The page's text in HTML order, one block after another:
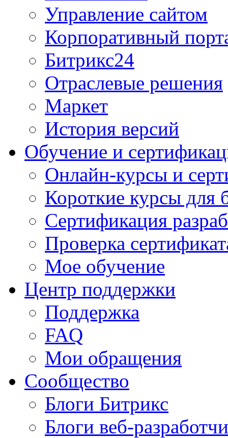
Управление сайтом
Корпоративный
Битрикс24
Отраслевые решения
Маркет
История версий
Обучение и
Онлайн-курсы и
Короткие курсы для
Сертификация
Проверка
Мое обучение
Центр поддержки
Поддержка
FAQ
Мои обращения
Сообщество
Блоги Битрикс
Блоги веб-